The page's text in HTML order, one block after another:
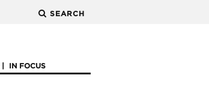
SEARCH
IN FOCUS